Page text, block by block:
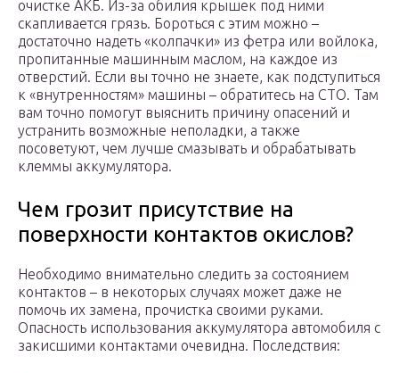
очистке АКБ. Из-за обилия крышек под ними
скапливается грязь. Бороться с этим можно –
достаточно надеть «колпачки» из фетра или войлока,
пропитанные машинным маслом, на каждое из
отверстий. Если вы точно не знаете, как подступиться
к «внутренностям» машины – обратитесь на СТО. Там
вам точно помогут выяснить причину опасений и
устранить возможные неполадки, а также
посоветуют, чем лучше смазывать и обрабатывать
клеммы аккумулятора.
Чем грозит присутствие на
поверхности контактов окислов?
Необходимо внимательно следить за состоянием
контактов – в некоторых случаях может даже не
помочь их замена, прочистка своими руками.
Опасность использования аккумулятора автомобиля с
закисшими контактами очевидна. Последствия: